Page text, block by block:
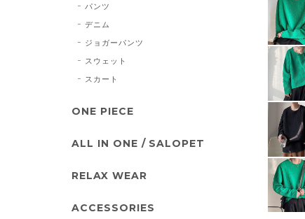
パンツ
デニム
ジョガーパンツ
スウェット
スカート
ONE PIECE
ALL IN ONE / SALOPET
RELAX WEAR
ACCESSORIES